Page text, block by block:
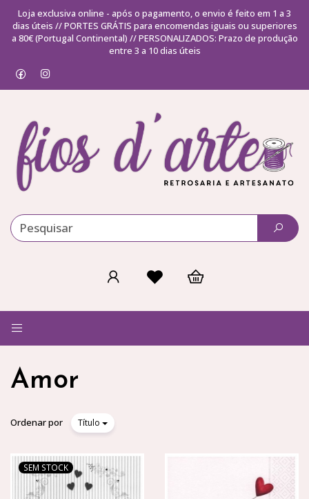
Loja exclusiva online - após o pagamento, o envio é feito em 1 a 3
dias úteis // PORTES GRÁTIS para encomendas iguais ou superiores
a 80€ (Portugal Continental) // PERSONALIZADOS: Prazo de produção
entre 3 a 10 dias úteis
Alternar
navegação
Amor
Ordenar por Título
SEM STOCK